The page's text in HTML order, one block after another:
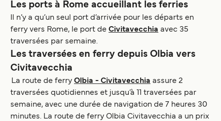
Les ports à Rome accueillant les ferries
Il n’y a qu’un seul port d’arrivée pour les départs en
ferry vers Rome, le port de Civitavecchia avec 35
traversées par semaine.
Les traversées en ferry depuis Olbia vers
Civitavecchia
La route de ferry Olbia - Civitavecchia assure 2
traversées quotidiennes et jusqu’à 11 traversées par
semaine, avec une durée de navigation de 7 heures 30
minutes. La route de ferry Olbia Civitavecchia a un prix